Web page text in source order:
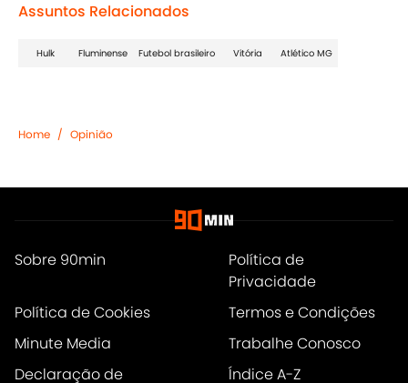
Assuntos Relacionados
Hulk Fluminense Futebol brasileiro Vitória Atlético MG
Home / Opinião
Sobre 90min
Política de
Privacidade
Política de Cookies
Termos e Condições
Minute Media
Trabalhe Conosco
Declaração de
Índice A-Z